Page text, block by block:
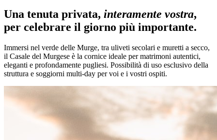
Una tenuta privata, interamente vostra,
per celebrare il giorno più importante.
Immersi nel verde delle Murge, tra uliveti secolari e muretti a secco,
il Casale del Murgese è la cornice ideale per matrimoni autentici,
eleganti e profondamente pugliesi. Possibilità di uso esclusivo della
struttura e soggiorni multi-day per voi e i vostri ospiti.